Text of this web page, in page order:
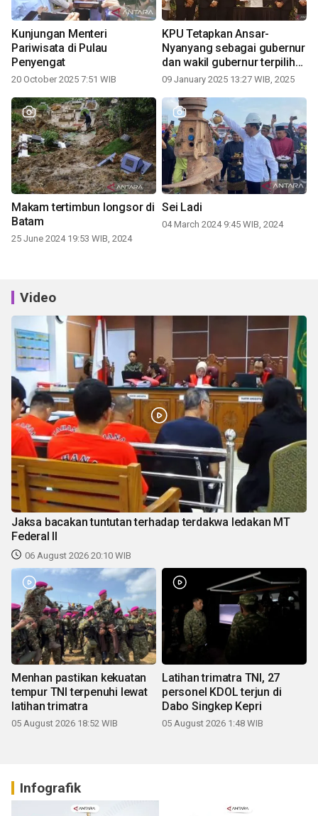
Kunjungan Menteri
Pariwisata di Pulau
Penyengat
20 October 2025 7:51 WIB
KPU Tetapkan Ansar-
Nyanyang sebagai gubernur
dan wakil gubernur terpilih
periode 2025-2030
09 January 2025 13:27 WIB, 2025
Makam tertimbun longsor di
Batam
25 June 2024 19:53 WIB, 2024
Sei Ladi
04 March 2024 9:45 WIB, 2024
Video
Jaksa bacakan tuntutan terhadap terdakwa ledakan MT
Federal II
06 August 2026 20:10 WIB
Menhan pastikan kekuatan
tempur TNI terpenuhi lewat
latihan trimatra
05 August 2026 18:52 WIB
Latihan trimatra TNI, 27
personel KDOL terjun di
Dabo Singkep Kepri
05 August 2026 1:48 WIB
Infografik